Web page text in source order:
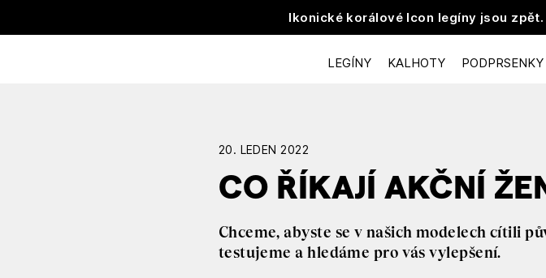
Ikonické korálové Icon legíny jsou zpět.
LEGÍNY KALHOTY PODPRSENKY
20. LEDEN 2022
CO ŘÍKAJÍ AKČNÍ
Chceme, abyste se v našich modelech cítili
testujeme a hledáme pro vás vylepšení.